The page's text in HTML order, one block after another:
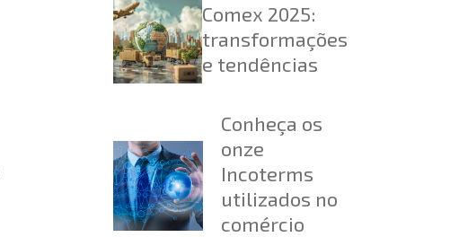
Comex 2025:
transformações
e tendências
Conheça os
onze
Incoterms
utilizados no
comércio